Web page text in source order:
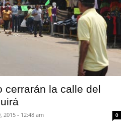
cerrarán la calle del
2015 - 12:48 am 0